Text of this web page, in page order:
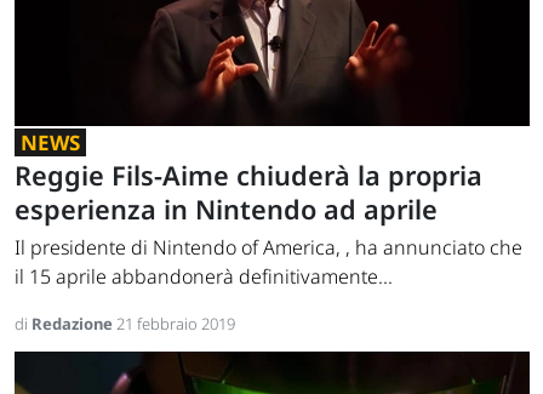
NEWS
Reggie Fils-Aime chiuderà la propria
esperienza in Nintendo ad aprile
Il presidente di Nintendo of America, , ha annunciato che
il 15 aprile abbandonerà definitivamente...
di Redazione21 febbraio 2019